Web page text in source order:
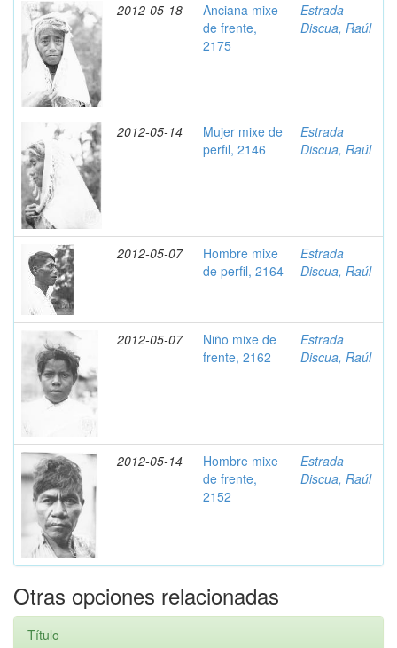
2012-05-18
Anciana mixe
de frente,
2175
Estrada
Discua, Raúl
2012-05-14
Mujer mixe de
perfil, 2146
Estrada
Discua, Raúl
2012-05-07
Hombre mixe
de perfil, 2164
Estrada
Discua, Raúl
2012-05-07
Niño mixe de
frente, 2162
Estrada
Discua, Raúl
2012-05-14
Hombre mixe
de frente,
2152
Estrada
Discua, Raúl
Otras opciones relacionadas
Título